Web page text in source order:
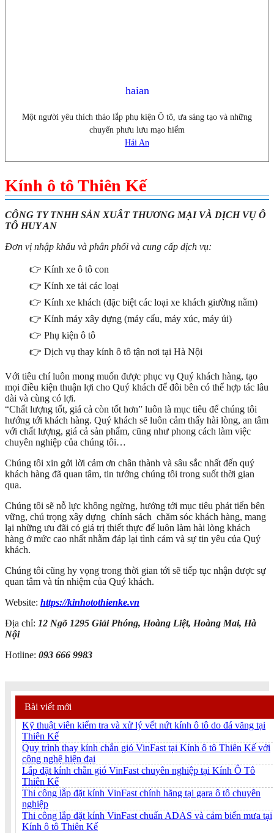
haian
Một người yêu thích tháo lắp phụ kiện Ô tô, ưa sáng tạo và những
chuyến phưu lưu mạo hiểm
Hải An
Kính ô tô Thiên Kế
CÔNG TY TNHH SẢN XUÂT THƯƠNG MẠI VÀ DỊCH VỤ Ô
TÔ HUY AN
Đơn vị nhập khẩu và phân phối và cung cấp dịch vụ:
👉 Kính xe ô tô con
👉 Kính xe tải các loại
👉 Kính xe khách (đặc biệt các loại xe khách giường nằm)
👉 Kính máy xây dựng (máy cẩu, máy xúc, máy ủi)
👉 Phụ kiện ô tô
👉 Dịch vụ thay kính ô tô tận nơi tại Hà Nội
Với tiêu chí luôn mong muốn được phục vụ Quý khách hàng, tạo
mọi điều kiện thuận lợi cho Quý khách để đôi bên có thể hợp tác lâu
dài và cùng có lợi.
“Chất lượng tốt, giá cả còn tốt hơn” luôn là mục tiêu để chúng tôi
hướng tới khách hàng. Quý khách sẽ luôn cảm thấy hài lòng, an tâm
với chất lượng, giá cả sản phẩm, cũng như phong cách làm việc
chuyên nghiệp của chúng tôi…
Chúng tôi xin gởi lời cảm ơn chân thành và sâu sắc nhất đến quý
khách hàng đã quan tâm, tin tưởng chúng tôi trong suốt thời gian
qua.
Chúng tôi sẽ nỗ lực không ngừng, hướng tới mục tiêu phát tiển bên
vững, chú trọng xây dựng chính sách chăm sóc khách hàng, mang
lại những ưu đãi có giá trị thiết thực để luôn làm hài lòng khách
hàng ở mức cao nhất nhằm đáp lại tình cảm và sự tin yêu của Quý
khách.
Chúng tôi cũng hy vọng trong thời gian tới sẽ tiếp tục nhận được sự
quan tâm và tín nhiệm của Quý khách.
Website: https://kinhotothienke.vn
Địa chỉ: 12 Ngõ 1295 Giải Phóng, Hoàng Liệt, Hoàng Mai, Hà
Nội
Hotline: 093 666 9983
Bài viết mới
Kỹ thuật viên kiểm tra và xử lý vết nứt kính ô tô do đá văng tại
Thiên Kế
Quy trình thay kính chắn gió VinFast tại Kính ô tô Thiên Kế với
công nghệ hiện đại
Lắp đặt kính chắn gió VinFast chuyên nghiệp tại Kính Ô Tô
Thiên Kế
Thi công lắp đặt kính VinFast chính hãng tại gara ô tô chuyên
nghiệp
Thi công lắp đặt kính VinFast chuẩn ADAS và cảm biến mưa tại
Kính ô tô Thiên Kế